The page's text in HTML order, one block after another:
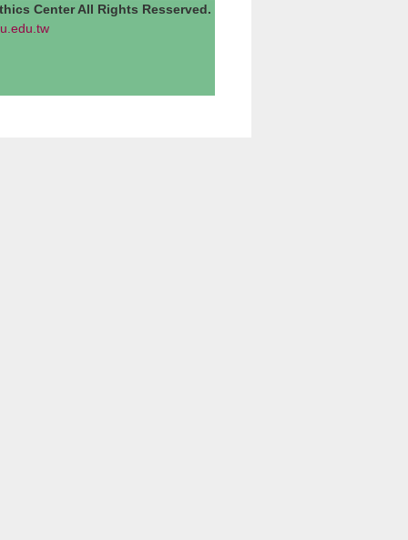
Center All Rights Resserved.